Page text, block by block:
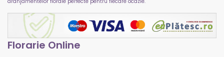
Florarie Online